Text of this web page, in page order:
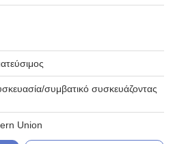
συμβατικό συσκευάζοντας
Union